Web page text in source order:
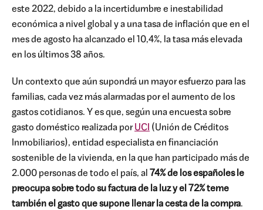
este 2022, debido a la incertidumbre e inestabilidad
económica a nivel global y a una tasa de inflación que en el
mes de agosto ha alcanzado el 10,4%, la tasa más elevada
en los últimos 38 años.
Un contexto que aún supondrá un mayor esfuerzo para las
familias, cada vez más alarmadas por el aumento de los
gastos cotidianos. Y es que, según una encuesta sobre
gasto doméstico realizada por UCI (Unión de Créditos
Inmobiliarios), entidad especialista en financiación
sostenible de la vivienda, en la que han participado más de
2.000 personas de todo el país, al 74% de los españoles le
preocupa sobre todo su factura de la luzy el 72% teme
también el gasto que supone llenar la cesta de la compra.